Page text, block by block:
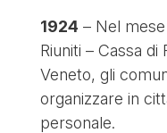
1924 – Nel
Riuniti – Cassa
Veneto, gli
organizzare in
personale.